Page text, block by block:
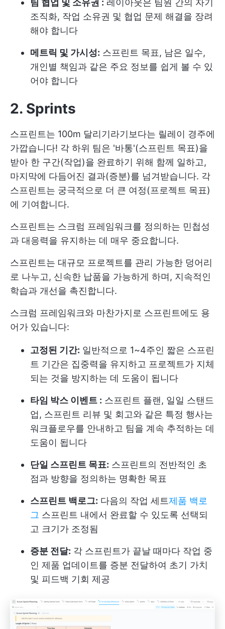
팀 협업 및 소유권 : 레이아웃은 팀원 간의 자기
조직화, 작업 소유권 및 협업 문제 해결을 장려
해야 합니다
메트릭 및 가시성: 스프린트 목표, 남은 일수,
개인별 책임과 같은 주요 정보를 쉽게 볼 수 있
어야 합니다
2. Sprints
스프린트는 100m 달리기라기보다는 릴레이 경주에
가깝습니다! 각 하위 팀은 '바통'(스프린트 목표)을
받아 한 구간(작업)을 완료하기 위해 함께 일하고,
마지막에 다듬어진 결과(증분)를 넘겨받습니다. 각
스프린트는 궁극적으로 더 큰 여정(프로젝트 목표)
에 기여합니다.
스프린트는 스크럼 프레임워크를 정의하는 민첩성
과 대응력을 유지하는 데 매우 중요합니다.
스프린트는 대규모 프로젝트를 관리 가능한 덩어리
로 나누고, 신속한 납품을 가능하게 하며, 지속적인
학습과 개선을 촉진합니다.
스크럼 프레임워크와 마찬가지로 스프린트에도 용
어가 있습니다:
고정된 기간: 일반적으로 1~4주인 짧은 스프린
트 기간은 집중력을 유지하고 프로젝트가 지체
되는 것을 방지하는 데 도움이 됩니다
타임 박스 이벤트 : 스프린트 플랜, 일일 스탠드
업, 스프린트 리뷰 및 회고와 같은 특정 행사는
워크플로우를 안내하고 팀을 계속 추적하는 데
도움이 됩니다
단일 스프린트 목표: 스프린트의 전반적인 초
점과 방향을 정의하는 명확한 목표
스프린트 백로그: 다음의 작업 세트제품 백로
그 스프린트 내에서 완료할 수 있도록 선택되
고 크기가 조정됨
증분 전달: 각 스프린트가 끝날 때마다 작업 중
인 제품 업데이트를 증분 전달하여 초기 가치
및 피드백 기회 제공